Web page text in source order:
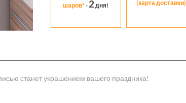
шаров*- 2 дня!
(карта доставки)
станет украшением вашего праздника!